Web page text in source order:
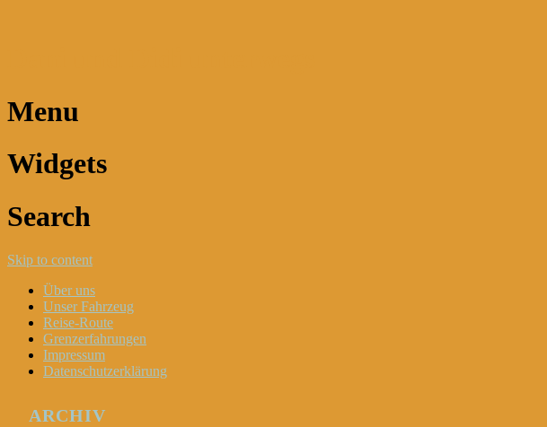
Menu
Widgets
Search
Skip to content
Über uns
Unser Fahrzeug
Reise-Route
Grenzerfahrungen
Impressum
Datenschutzerklärung
ARCHIV